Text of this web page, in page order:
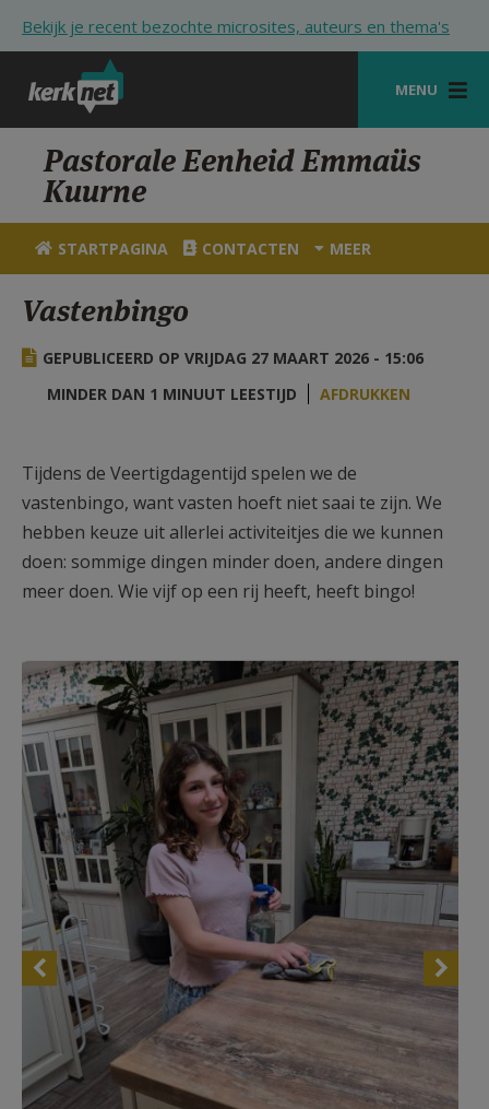
Bekijk je recent bezochte microsites, auteurs en thema's
MENU
STARTPAGINA
KERK
VIERINGEN
ZOEKEN
MIJN PAROCHIE
AANMELDEN OF REGISTREREN
Pastorale Eenheid Emmaüs
Kuurne
STARTPAGINA CONTACTEN MEER
Vastenbingo
GEPUBLICEERD OP VRIJDAG 27 MAART 2026 - 15:06
MINDER DAN 1 MINUUT LEESTIJD
AFDRUKKEN
Tijdens de Veertigdagentijd spelen we de
vastenbingo, want vasten hoeft niet saai te zijn. We
hebben keuze uit allerlei activiteitjes die we kunnen
doen: sommige dingen minder doen, andere dingen
meer doen. Wie vijf op een rij heeft, heeft bingo!